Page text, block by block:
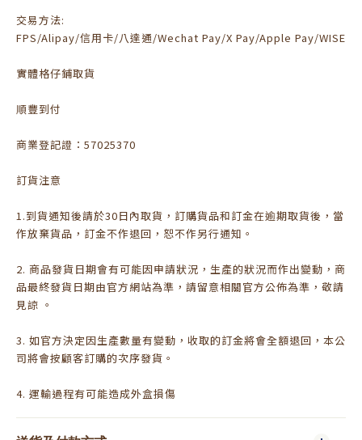
交易方法:
FPS/Alipay/信用卡/八達通/Wechat Pay/X Pay/Apple Pay/WISE
實體格仔鋪取貨
順豐到付
商業登記證：57025370
訂貨注意
1.到貨通知後請於30日內取貨，訂購貨品和訂金在逾期取貨後，當
作放棄貨品，訂金不作退回，恕不作另行通知。
2. 商品發貨日期會有可能因申請狀況，生產的狀況而作出變動，商
品最終發貨日期由官方網站為準，請留意相關官方公佈為準，敬請
見諒 。
3. 如官方決定因生產數量有變動，收取的訂金將會全額退回，本公
司將會按顧客訂購的次序發貨。
4. 運輸過程有可能造成外盒損傷